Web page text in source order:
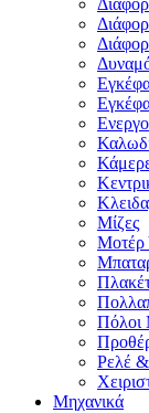
Μίζες
Μοτέρ
Πόλοι
Ρελέ
Μηχανικά